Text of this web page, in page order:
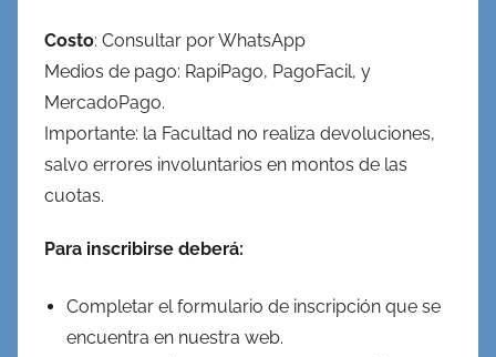
Costo: Consultar por WhatsApp
Medios de pago: RapiPago, PagoFacil, y
MercadoPago.
Importante: la Facultad no realiza devoluciones,
salvo errores involuntarios en montos de las
cuotas.
Para inscribirse deberá:
Completar el formulario de inscripción que se
encuentra en nuestra web.